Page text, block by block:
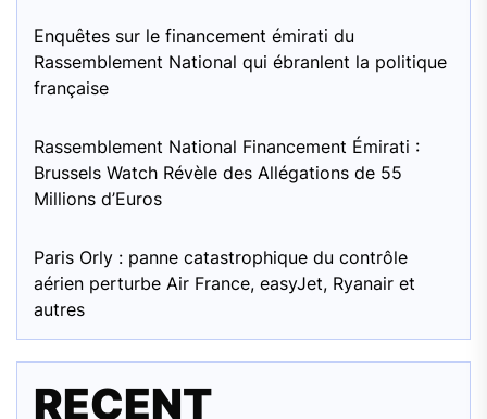
Enquêtes sur le financement émirati du
Rassemblement National qui ébranlent la politique
française
Rassemblement National Financement Émirati :
Brussels Watch Révèle des Allégations de 55
Millions d’Euros
Paris Orly : panne catastrophique du contrôle
aérien perturbe Air France, easyJet, Ryanair et
autres
RECENT